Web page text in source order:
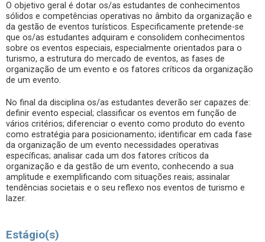
O objetivo geral é dotar os/as estudantes de conhecimentos
sólidos e competências operativas no âmbito da organização e
da gestão de eventos turísticos. Especificamente pretende-se
que os/as estudantes adquiram e consolidem conhecimentos
sobre os eventos especiais, especialmente orientados para o
turismo, a estrutura do mercado de eventos, as fases de
organização de um evento e os fatores críticos da organização
de um evento.
No final da disciplina os/as estudantes deverão ser capazes de:
definir evento especial; classificar os eventos em função de
vários critérios; diferenciar o evento como produto do evento
como estratégia para posicionamento; identificar em cada fase
da organização de um evento necessidades operativas
específicas; analisar cada um dos fatores críticos da
organização e da gestão de um evento, conhecendo a sua
amplitude e exemplificando com situações reais; assinalar
tendências societais e o seu reflexo nos eventos de turismo e
lazer.
Estágio(s)